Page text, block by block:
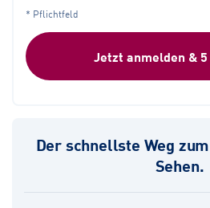
* Pflichtfeld
Jetzt anmelden &
Der schnellste Weg
Sehen.